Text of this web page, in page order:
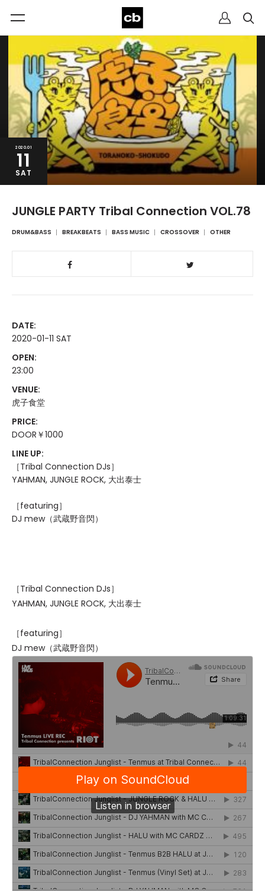
2020.01
11
SAT
JUNGLE PARTY Tribal Connection VOL.78
DRUM&BASS BREAKBEATS BASS MUSIC CROSSOVER OTHER
DATE:
2020-01-11 SAT
OPEN:
23:00
VENUE:
虎子食堂
PRICE:
DOOR￥1000
LINE UP:
［Tribal Connection DJs］
YAHMAN, JUNGLE ROCK, 大出泰士
［featuring］
DJ mew（武蔵野音閃）
［Tribal Connection DJs］
YAHMAN, JUNGLE ROCK, 大出泰士
［featuring］
DJ mew（武蔵野音閃）